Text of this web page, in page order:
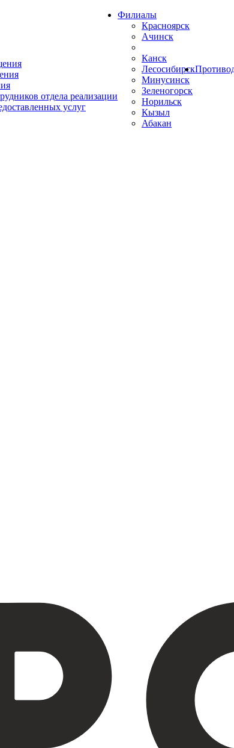
отдела реализации
услуг
Филиалы
Красноярск
Ачинск
Канск
Лесосибирск
Минусинск
Зеленогорск
Норильск
Кызыл
Абакан